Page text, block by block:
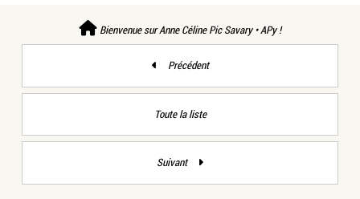
Bienvenue sur Anne Céline Pic Savary • APy !
Précédent
Toute la liste
Suivant